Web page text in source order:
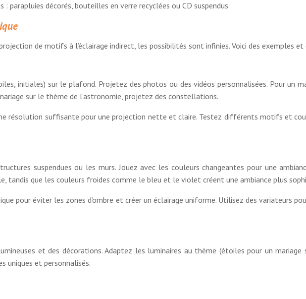
parapluies décorés, bouteilles en verre recyclées ou CD suspendus.
de motifs à l’éclairage indirect, les possibilités sont infinies. Voici des exemples
initiales) sur le plafond. Projetez des photos ou des vidéos personnalisées. Pour un
sur le thème de l’astronomie, projetez des constellations.
résolution suffisante pour une projection nette et claire. Testez différents motifs et
suspendues ou les murs. Jouez avec les couleurs changeantes pour une
tandis que les couleurs froides comme le bleu et le violet créent une ambiance plus
pour éviter les zones d’ombre et créer un éclairage uniforme. Utilisez des variateurs
et des décorations. Adaptez les luminaires au thème (étoiles pour un mariage
uniques et personnalisés.